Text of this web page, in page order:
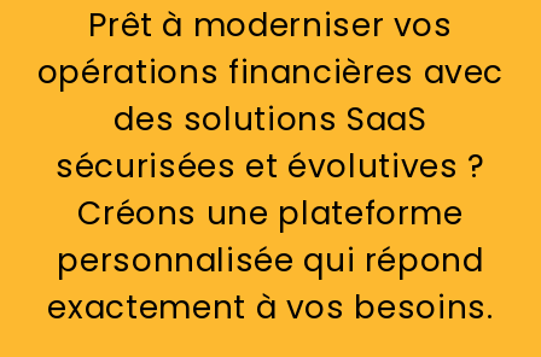
Prêt à moderniser vos
opérations financières avec
des solutions SaaS
sécurisées et évolutives ?
Créons une plateforme
personnalisée qui répond
exactement à vos besoins.